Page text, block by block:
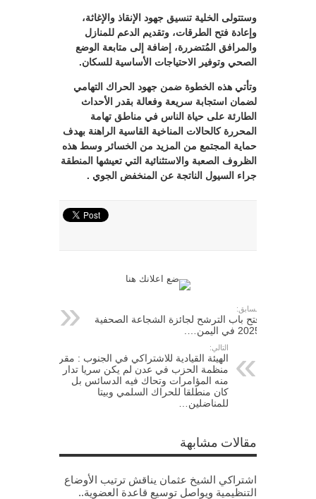
وستتولى الخلية تنسيق جهود الإنقاذ والإغاثة،
وإعادة فتح الطرقات، وتقديم الدعم للمنازل
والمرافق المُتضررة، إضافة إلى متابعة الوضع
الصحي وتوفير الاحتياجات الأساسية للسكان.
وتأتي هذه الخطوة ضمن جهود الحراك التهامي
لضمان استجابة سريعة وفعالة بقدر الأحداث
الطارئة على حياة الناس في مناطق تهامة
المحررة كالحالات المناخية القاسية الراهنة بهدف
حماية المجتمع من المزيد من الخسائر وسط هذه
الظروف الصعبة والاستثنائية التي تعيشها المنطقة
جراء السيول الناتجة عن المنخفض الجوي .
السابق:
فتح باب الترشح لجائزة الشجاعة الصحفية
2025 في اليمن….
التالي:
الهيئة القيادية للاشتراكي في الجنوب : مقر
منظمة الحزب في عدن لم يكن سريا تدار
منه المؤامرات وتحاك فيه الدسائس بل
كان منطلقا للحراك السلمي وبيتا
للمناضلين…
مقالات مشابهة
اشتراكي الشيخ عثمان يناقش ترتيب الأوضاع
التنظيمية ويواصل توسيع قاعدة العضوية..